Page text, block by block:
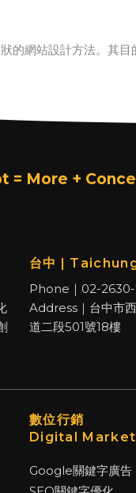
的網站設計方法。其
= More +
台中 |
Phone｜02-
Address｜台中市
道二段501號18樓
數位行銷
Digital
Google關鍵字廣告